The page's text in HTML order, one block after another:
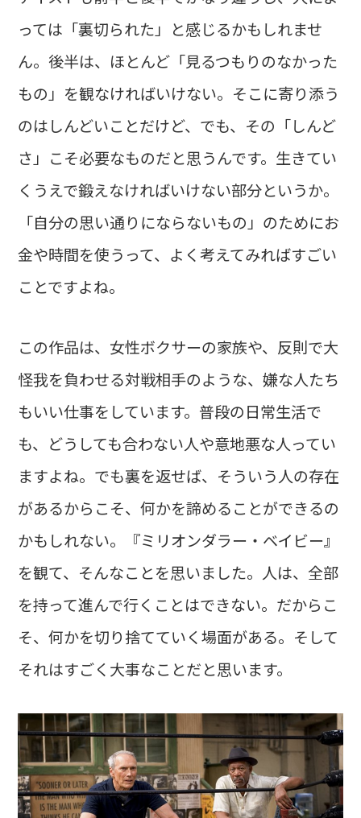
っては「裏切られた」と感じるかもしれませ
ん。後半は、ほとんど「見るつもりのなかった
もの」を観なければいけない。そこに寄り添う
のはしんどいことだけど、でも、その「しんど
さ」こそ必要なものだと思うんです。生きてい
くうえで鍛えなければいけない部分というか。
「自分の思い通りにならないもの」のためにお
金や時間を使うって、よく考えてみればすごい
ことですよね。
この作品は、女性ボクサーの家族や、反則で大
怪我を負わせる対戦相手のような、嫌な人たち
もいい仕事をしています。普段の日常生活で
も、どうしても合わない人や意地悪な人ってい
ますよね。でも裏を返せば、そういう人の存在
があるからこそ、何かを諦めることができるの
かもしれない。『ミリオンダラー・ベイビー』
を観て、そんなことを思いました。人は、全部
を持って進んで行くことはできない。だからこ
そ、何かを切り捨てていく場面がある。そして
それはすごく大事なことだと思います。